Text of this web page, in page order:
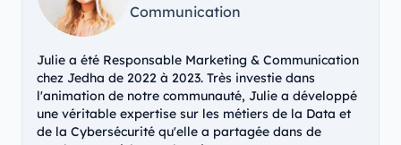
Communication
Julie a été Responsable Marketing & Communication
chez Jedha de 2022 à 2023. Très investie dans
l'animation de notre communauté, Julie a développé
une véritable expertise sur les métiers de la Data et
de la Cybersécurité qu'elle a partagée dans de